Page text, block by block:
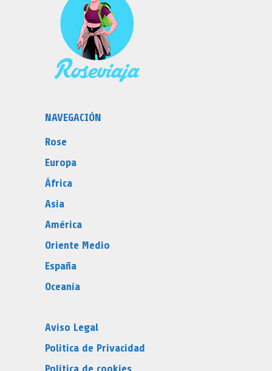
NAVEGACIÓN
Rose
Europa
África
Asia
América
Oriente Medio
España
Oceanía
Aviso Legal
Politica de Privacidad
Política de cookies